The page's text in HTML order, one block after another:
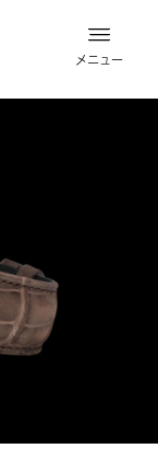
メニュー
”につ